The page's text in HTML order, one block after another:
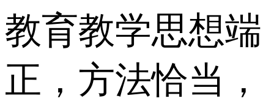
教育教学思想端
正，方法恰当，